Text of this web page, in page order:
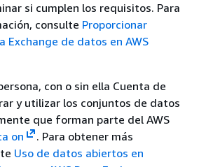
si cumplen los requisitos. Para
consulte Proporcionar
Exchange de datos en AWS
con o sin ella Cuenta de
y utilizar los conjuntos de datos
que forman parte del AWS
on
. Para obtener más
Uso de datos abiertos en